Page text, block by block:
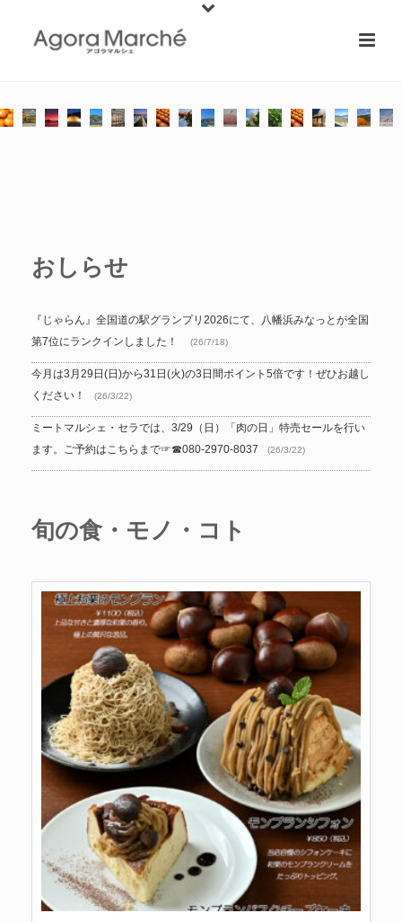
おしらせ
『じゃらん』全国道の駅グランプリ2026にて、八幡浜みなっとが全国
第7位にランクインしました！
(26/7/18)
今月は3月29日(日)から31日(火)の3日間ポイント5倍です！ぜひお越し
ください！
(26/3/22)
ミートマルシェ・セラでは、3/29（日）「肉の日」特売セールを行い
ます。ご予約はこちらまで☞☎080-2970-8037
(26/3/22)
旬の食・モノ・コト